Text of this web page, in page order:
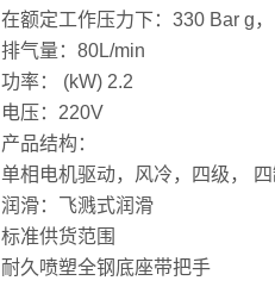
在额定工作压力下：330 Bar g，
排气量：80L/min
功率： (kW) 2.2
电压：220V
产品结构：
单相电机驱动，风冷，四级，
润滑：飞溅式润滑
标准供货范围
耐久喷塑全钢底座带把手